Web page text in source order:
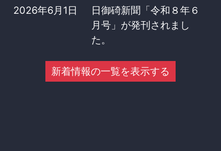
2026年6月1日
日御碕新聞「令和８年６
月号」が発刊されまし
た。
新着情報の一覧を表示する